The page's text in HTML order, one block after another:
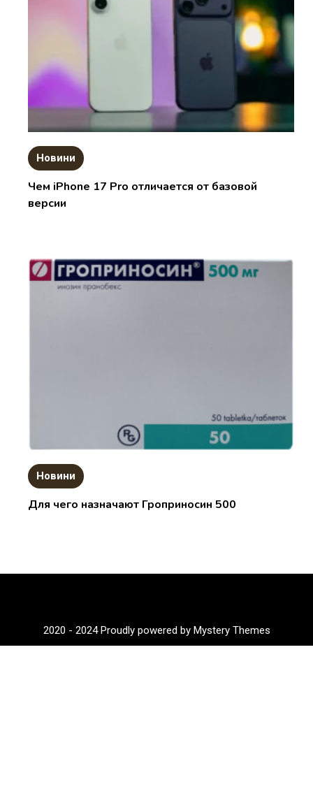
Новини
Чем iPhone 17 Pro отличается от базовой
версии
Новини
Для чего назначают Гроприносин 500
2020 - 2024 Proudly powered by Mystery Themes